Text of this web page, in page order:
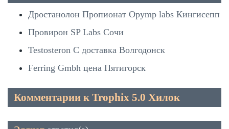
Дростанолон Пропионат Opymp labs Кингисепп
Провирон SP Labs Сочи
Testosteron C доставка Волгодонск
Ferring Gmbh цена Пятигорск
Комментарии к Trophix 5.0 Хилок